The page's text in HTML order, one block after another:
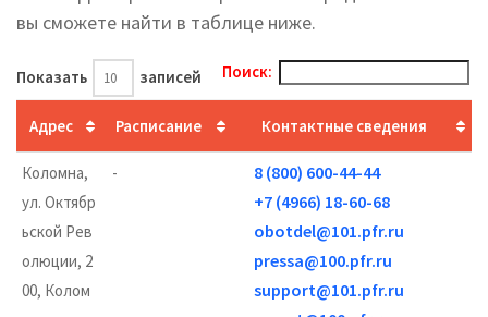
вы cможете найти в таблице ниже.
Показать записей Поиск:
Адрес Расписание Контактные сведения
Коломна,
ул. Октябр
ьской Рев
олюции, 2
00, Колом
-
8 (800) 600-44-44
+7 (4966) 18-60-68
obotdel@101.pfr.ru
pressa@100.pfr.ru
support@101.pfr.ru